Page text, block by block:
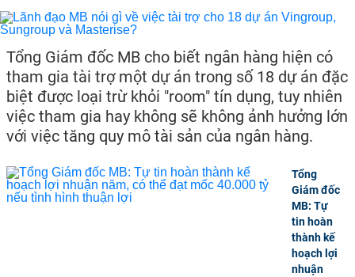
Tổng Giám đốc MB cho biết ngân hàng hiện có
tham gia tài trợ một dự án trong số 18 dự án đặc
biệt được loại trừ khỏi "room" tín dụng, tuy nhiên
việc tham gia hay không sẽ không ảnh hưởng lớn
với việc tăng quy mô tài sản của ngân hàng.
Tổng
Giám đốc
MB: Tự
tin hoàn
thành kế
hoạch lợi
nhuận